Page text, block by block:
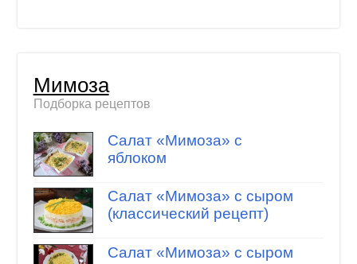
Мимоза
Подборка рецептов
Салат «Мимоза» с
яблоком
Салат «Мимоза» с сыром
(классический рецепт)
Салат «Мимоза» с сыром